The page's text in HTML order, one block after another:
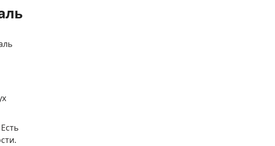
Есть